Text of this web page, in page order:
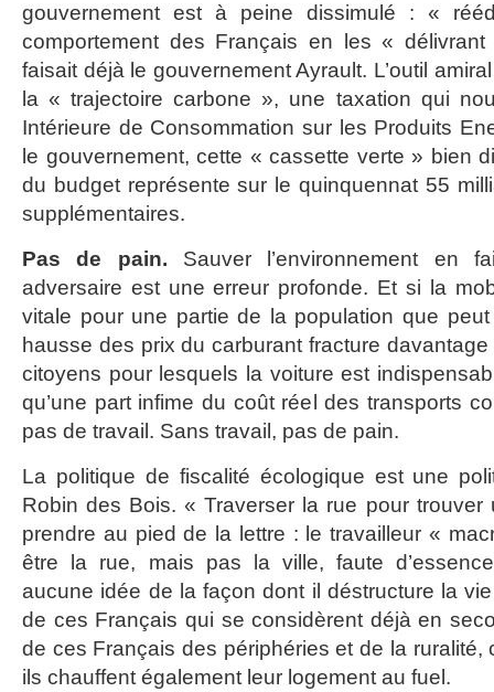
gouvernement est à peine dissimulé : «
comportement des Français en les «
faisait déjà le gouvernement Ayrault. L’outil
la « trajectoire carbone », une taxation qui
Intérieure de Consommation sur les Produits
le gouvernement, cette « cassette verte » bien
du budget représente sur le quinquennat 55
supplémentaires.
Pas de pain. Sauver l’environnement en
adversaire est une erreur profonde. Et si la
vitale pour une partie de la population que peut
hausse des prix du carburant fracture davantage
citoyens pour lesquels la voiture est
qu’une part infime du coût réel des transports
pas de travail. Sans travail, pas de pain.
La politique de fiscalité écologique est une
Robin des Bois. « Traverser la rue pour
prendre au pied de la lettre : le travailleur «
être la rue, mais pas la ville, faute
aucune idée de la façon dont il déstructure la
de ces Français qui se considèrent déjà en
de ces Français des périphéries et de la ruralité,
ils chauffent également leur logement au fuel.